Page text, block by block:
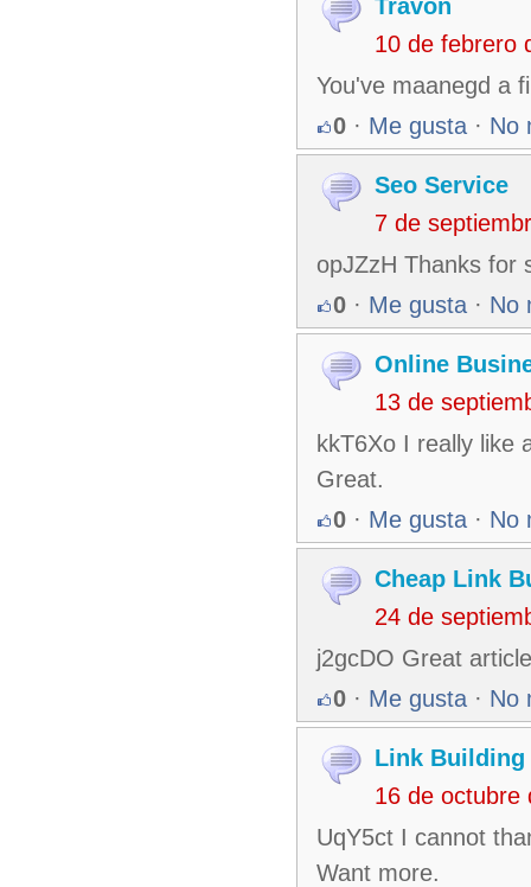
Travon
10 de febrero
You've maanegd a
0 · Me gusta · No
Seo Service
7 de
opJZzH Thanks for
0 · Me gusta · No
Online
13 de
kkT6Xo I really like
Great.
0 · Me gusta · No
Cheap Link
24 de
j2gcDO Great
0 · Me gusta · No
Link Building
16 de octubre
UqY5ct I cannot
Want more.